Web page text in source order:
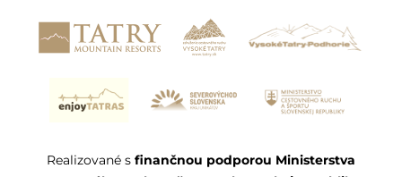
Realizované s finančnou podporou Ministerstva